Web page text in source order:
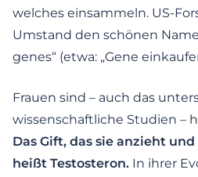
welches einsammeln. US-
Umstand den schönen
genes“ (etwa: „Gene
Frauen sind – auch das
wissenschaftliche Studien –
Das Gift, das sie anzieht
heißt Testosteron. In ihrer